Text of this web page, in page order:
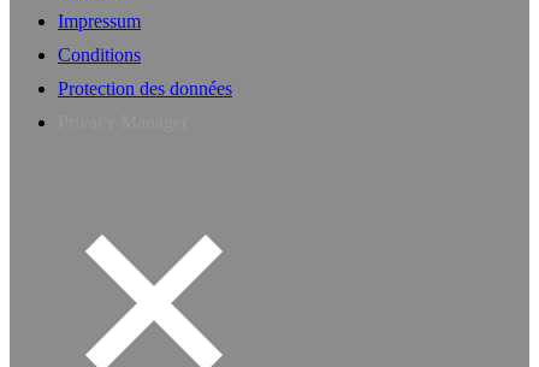
Impressum
Conditions
Protection des données